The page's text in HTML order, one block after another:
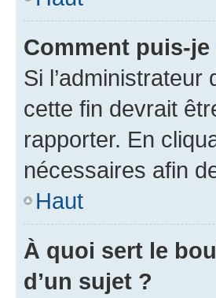
Comment puis-
Si
cette fin devrait
rapporter. En
nécessaires afin
Haut
À quoi sert le
d’un sujet ?